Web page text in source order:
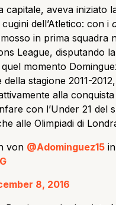
aveva iniziato
dell’Atletico: con i
in prima squadra
League, disputando
quel momento
stagione 2011-
alla
con l’Under 21 del
alle Olimpiadi di
von @Adominguez15
8, 2016